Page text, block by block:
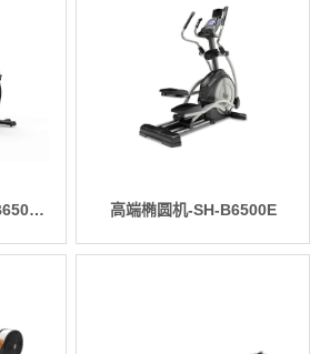
商用卧式健身车-SH-B6500R 高端椭圆机-SH-B6500E